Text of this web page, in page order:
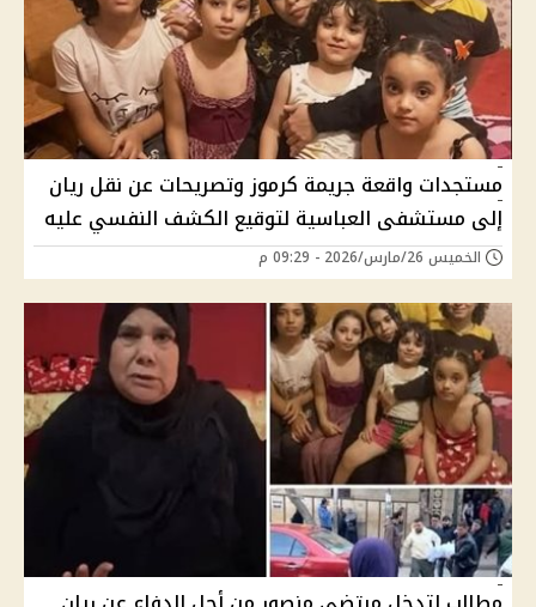
مستجدات واقعة جريمة كرموز وتصريحات عن نقل ريان
إلى مستشفى العباسية لتوقيع الكشف النفسي عليه
الخميس 26/مارس/2026 - 09:29 م